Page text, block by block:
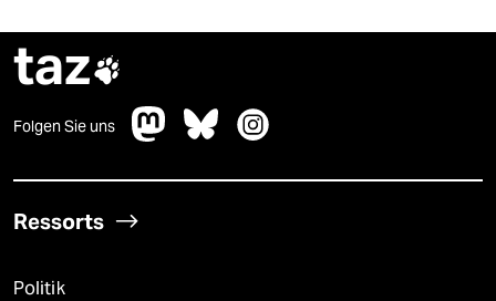
taz
Folgen Sie uns
Ressorts
Politik